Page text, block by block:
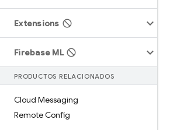
Extensions
Firebase ML
PRODUCTOS RELACIONADOS
Cloud Messaging
Remote Config